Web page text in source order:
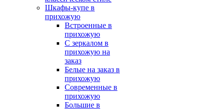
Шкафы-купе в
прихожую
Встроенные в
прихожую
С зеркалом в
прихожую на
заказ
Белые на заказ в
прихожую
Современные в
прихожую
Большие в